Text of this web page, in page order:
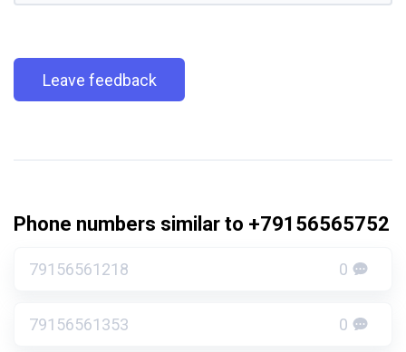
Leave feedback
Phone numbers similar to +79156565752
79156561218 0
79156561353 0